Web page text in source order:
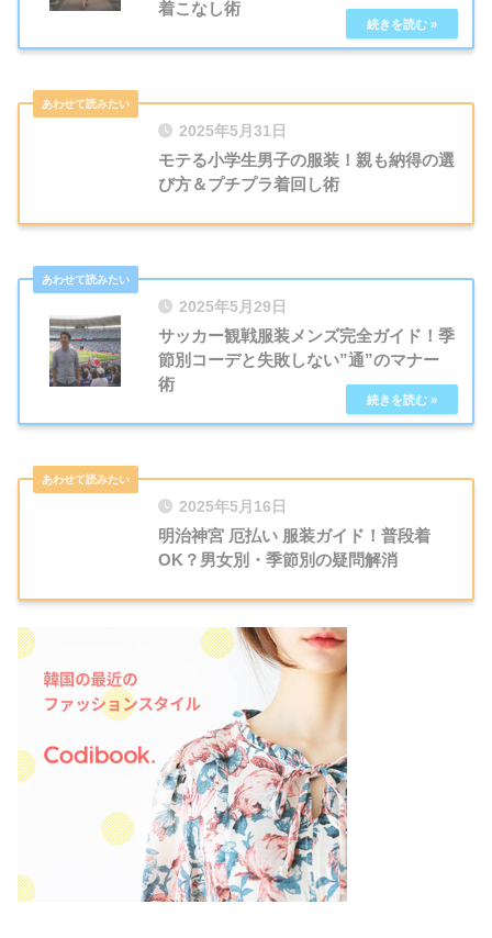
着こなし術
2025年5月31日
モテる小学生男子の服装！親も納得の選
び方＆プチプラ着回し術
2025年5月29日
サッカー観戦服装メンズ完全ガイド！季
節別コーデと失敗しない”通”のマナー
術
2025年5月16日
明治神宮 厄払い 服装ガイド！普段着
OK？男女別・季節別の疑問解消